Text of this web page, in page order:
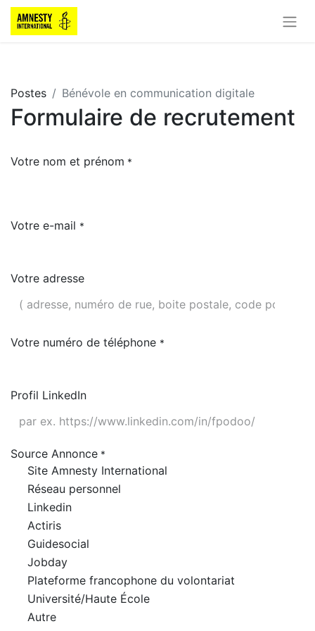
Postes Bénévole en communication digitale
Formulaire de recrutement
Votre nom et prénom *
Votre e-mail *
Votre adresse
Votre numéro de téléphone *
Profil LinkedIn
Source Annonce *
Site Amnesty International
Réseau personnel
Linkedin
Actiris
Guidesocial
Jobday
Plateforme francophone du volontariat
Université/Haute École
Autre